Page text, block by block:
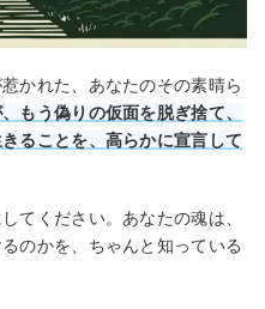
かれた、あなたのその素晴ら
もう偽りの仮面を脱ぎ捨て、
ることを、高らかに宣言して
てください。あなたの魂は、
のかを、ちゃんと知っている